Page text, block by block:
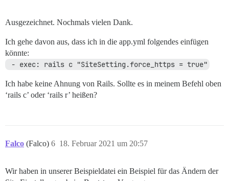
Ausgezeichnet. Nochmals vielen Dank.
Ich gehe davon aus, dass ich in die app.yml folgendes einfügen
könnte:
- exec: rails c "SiteSetting.force_https = true"
Ich habe keine Ahnung von Rails. Sollte es in meinem Befehl oben
‘rails c’ oder ‘rails r’ heißen?
Falco (Falco) 18. Februar 2021 um 20:57
6
Wir haben in unserer Beispieldatei ein Beispiel für das Ändern der